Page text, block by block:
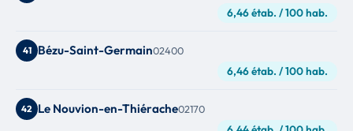
6,46 étab. / 100 hab.
41 Bézu-Saint-Germain02400
6,46 étab. / 100 hab.
42 Le Nouvion-en-Thiérache02170